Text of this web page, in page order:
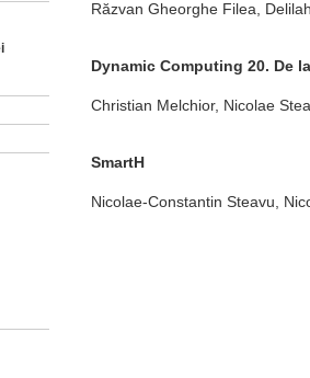
Răzvan Gheorghe Filea,
Dynamic Computing 20. De
Christian Melchior, Nicolae
SmartH
Nicolae-Constantin Steavu,